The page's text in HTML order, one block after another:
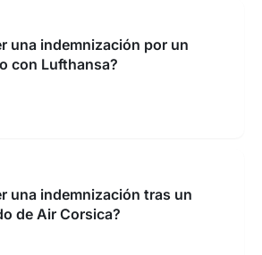
una indemnización por un
con Lufthansa?
una indemnización tras un
de Air Corsica?